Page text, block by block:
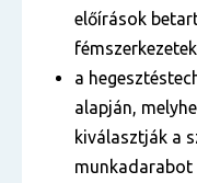
előírások
a
alapján,
kiválasztják a
munkadarabot